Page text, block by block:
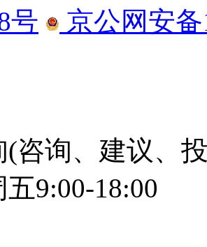
号
京公网安备
(咨询、建议、
9:00-18:00